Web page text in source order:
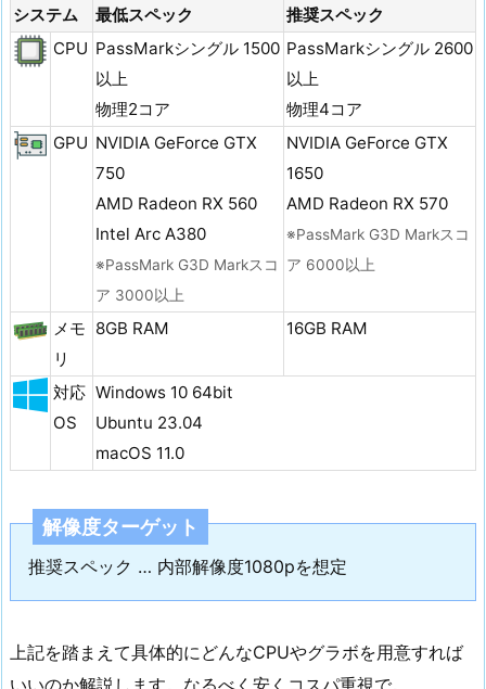
システム 最低スペック
推奨スペック
CPU PassMarkシングル 1500
以上
物理2コア
PassMarkシングル 2600
以上
物理4コア
GPU NVIDIA GeForce GTX
750
AMD Radeon RX 560
Intel Arc A380
※PassMark G3D Markスコ
ア 3000以上
NVIDIA GeForce GTX
1650
AMD Radeon RX 570
※PassMark G3D Markスコ
ア 6000以上
メモ
リ
8GB RAM 16GB RAM
対応
OS
Windows 10 64bit
Ubuntu 23.04
macOS 11.0
解像度ターゲット
推奨スペック … 内部解像度1080pを想定
上記を踏まえて具体的にどんなCPUやグラボを用意すれば
いいのか解説します。なるべく安くコスパ重視で。